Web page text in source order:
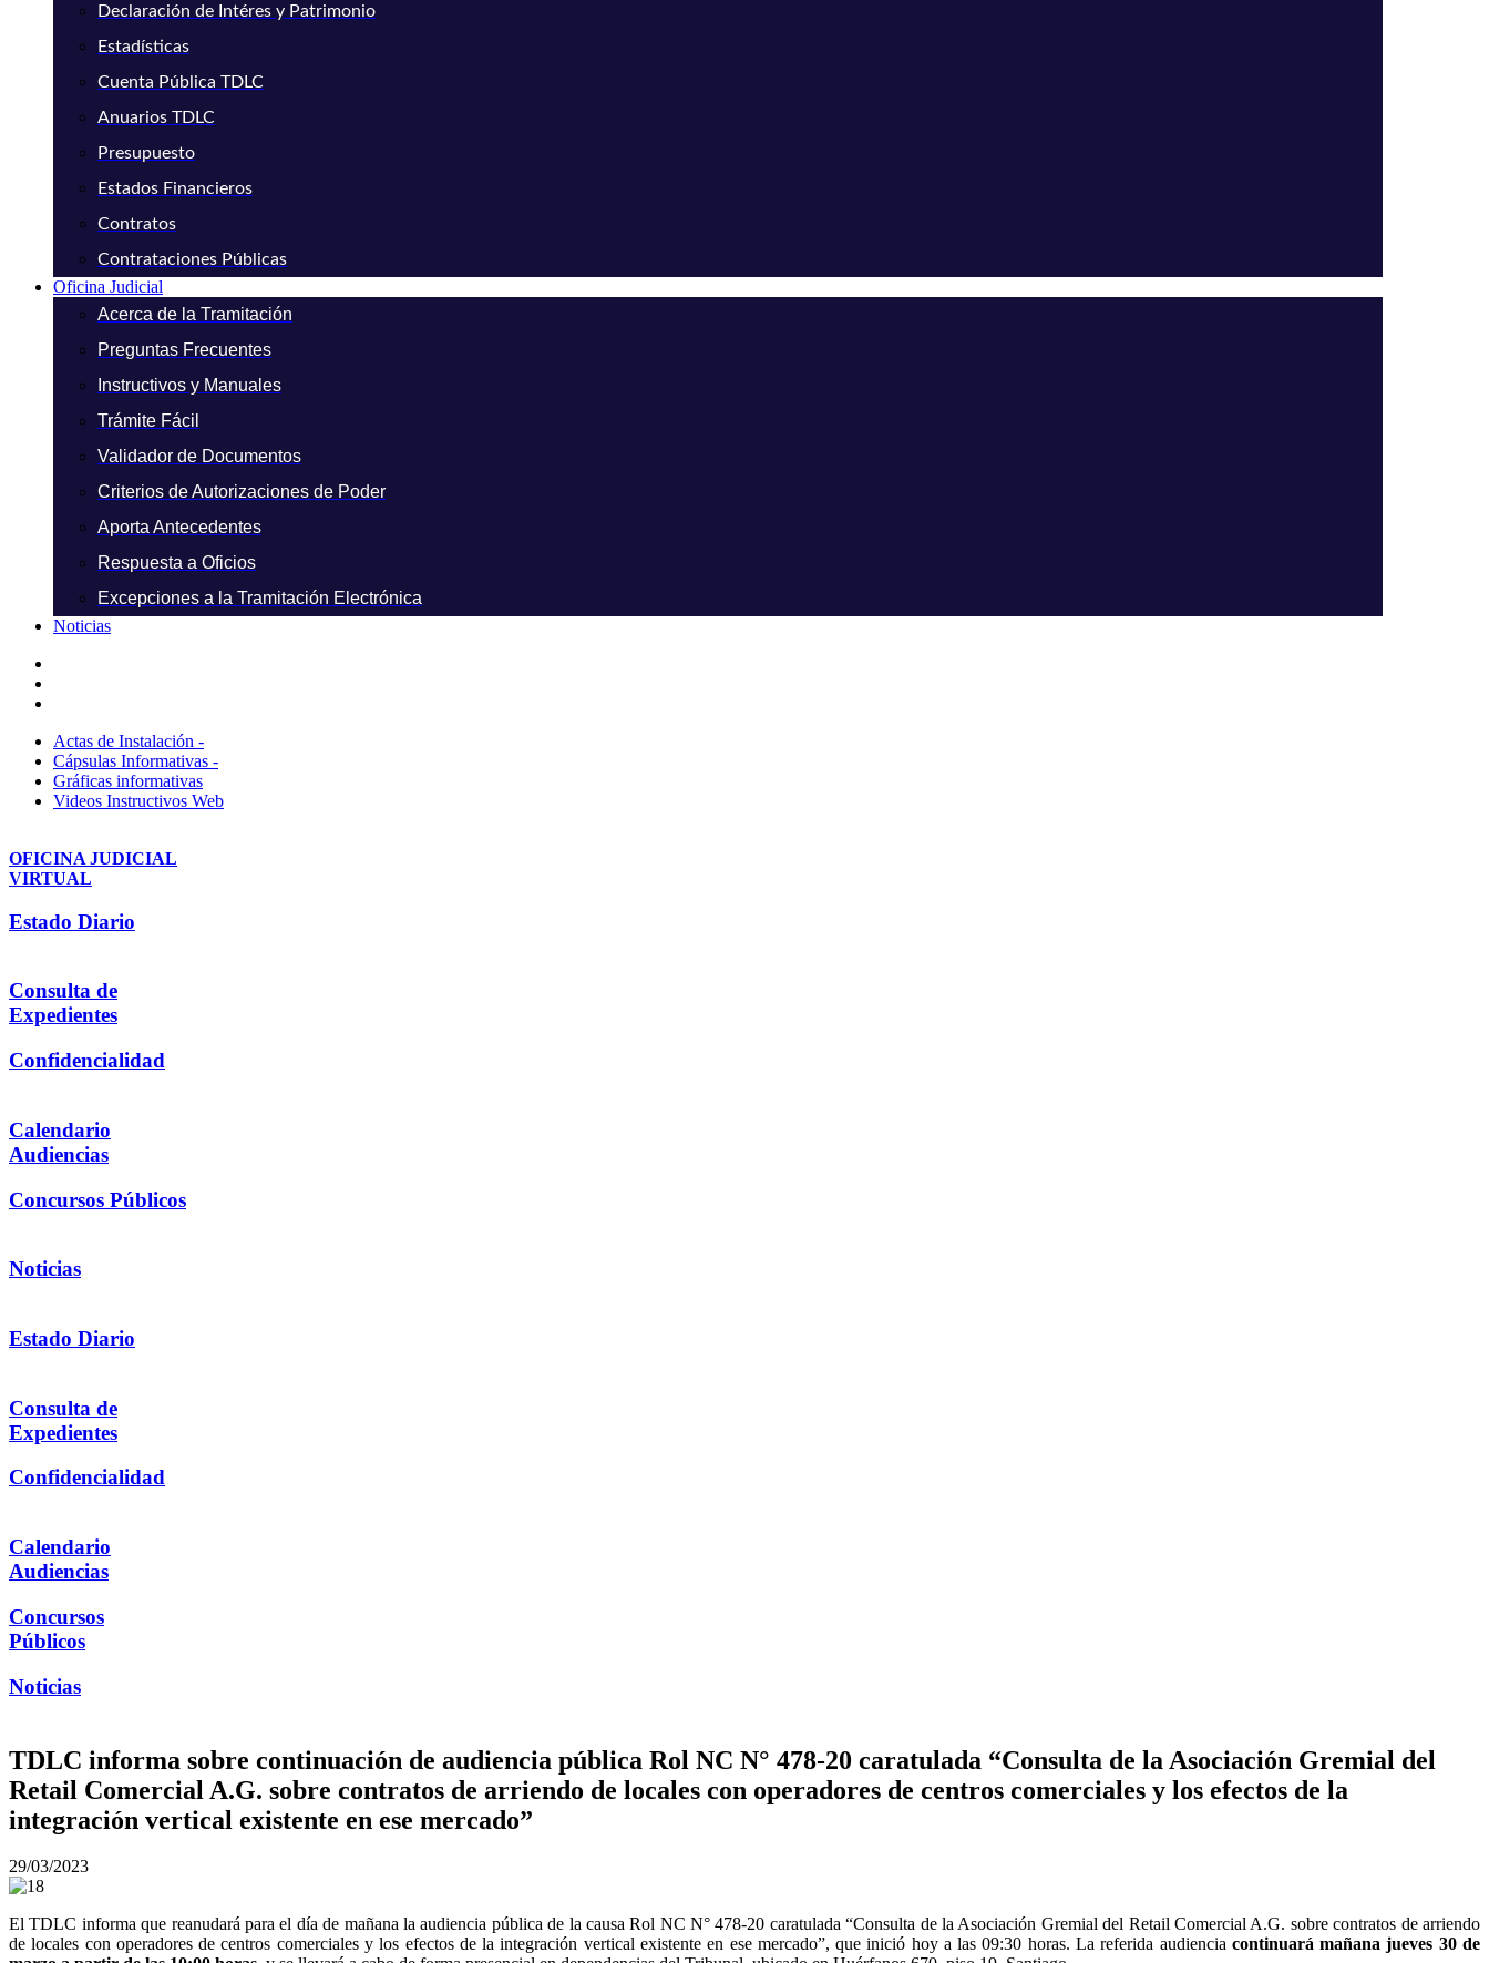
Declaración de Intéres y Patrimonio
Estadísticas
Cuenta Pública TDLC
Anuarios TDLC
Presupuesto
Estados Financieros
Contratos
Contrataciones Públicas
Oficina Judicial
Acerca de la Tramitación
Preguntas Frecuentes
Instructivos y Manuales
Trámite Fácil
Validador de Documentos
Criterios de Autorizaciones de Poder
Aporta Antecedentes
Respuesta a Oficios
Excepciones a la Tramitación Electrónica
Noticias
Actas de Instalación -
Cápsulas Informativas -
Gráficas informativas
Videos Instructivos Web
OFICINA JUDICIAL
VIRTUAL
Estado Diario
Consulta de
Expedientes
Confidencialidad
Calendario
Audiencias
Concursos Públicos
Noticias
Estado Diario
Consulta de
Expedientes
Confidencialidad
Calendario
Audiencias
Concursos
Públicos
Noticias
TDLC informa sobre continuación de audiencia pública Rol NC N° 478-20 caratulada “Consulta de la Asociación Gremial del
Retail Comercial A.G. sobre contratos de arriendo de locales con operadores de centros comerciales y los efectos de la
integración vertical existente en ese mercado”
29/03/2023
El TDLC informa que reanudará para el día de mañana la audiencia pública de la causa Rol NC N° 478-20 caratulada “Consulta de la Asociación Gremial del Retail Comercial A.G. sobre contratos de arriendo
de locales con operadores de centros comerciales y los efectos de la integración vertical existente en ese mercado”, que inició hoy a las 09:30 horas. La referida audiencia continuará mañana jueves 30 de